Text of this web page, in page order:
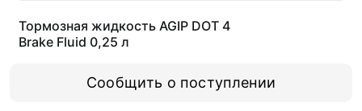
Тормозная жидкость AGIP DOT 4
Brake Fluid 0,25 л
Сообщить о поступлении